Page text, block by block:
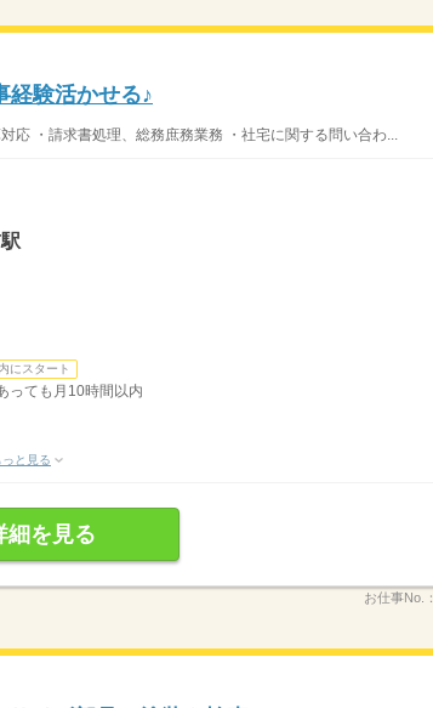
験活かせる♪
応 ・請求書処理、総務庶務業務 ・社宅に関する問い合わ...
にスタート
ても月10時間以内
っと見る
細を見る
お仕事No.：